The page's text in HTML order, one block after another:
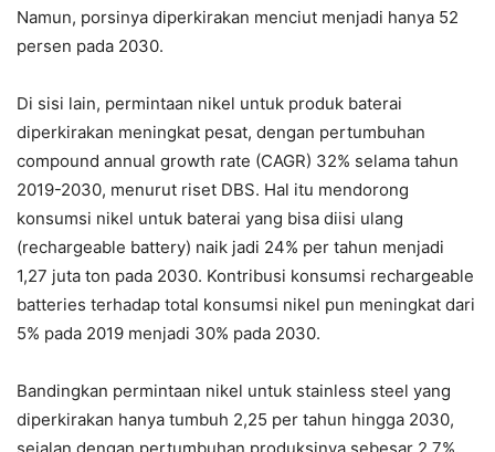
Namun, porsinya diperkirakan menciut menjadi hanya 52
persen pada 2030.
Di sisi lain, permintaan nikel untuk produk baterai
diperkirakan meningkat pesat, dengan pertumbuhan
compound annual growth rate (CAGR) 32% selama tahun
2019-2030, menurut riset DBS. Hal itu mendorong
konsumsi nikel untuk baterai yang bisa diisi ulang
(rechargeable battery) naik jadi 24% per tahun menjadi
1,27 juta ton pada 2030. Kontribusi konsumsi rechargeable
batteries terhadap total konsumsi nikel pun meningkat dari
5% pada 2019 menjadi 30% pada 2030.
Bandingkan permintaan nikel untuk stainless steel yang
diperkirakan hanya tumbuh 2,25 per tahun hingga 2030,
sejalan dengan pertumbuhan produksinya sebesar 2,7%.